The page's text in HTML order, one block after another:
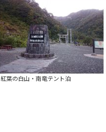
紅葉の白山・南竜テント泊